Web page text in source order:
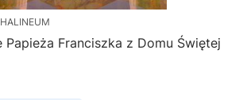
Papieża Franciszka z Domu Świętej